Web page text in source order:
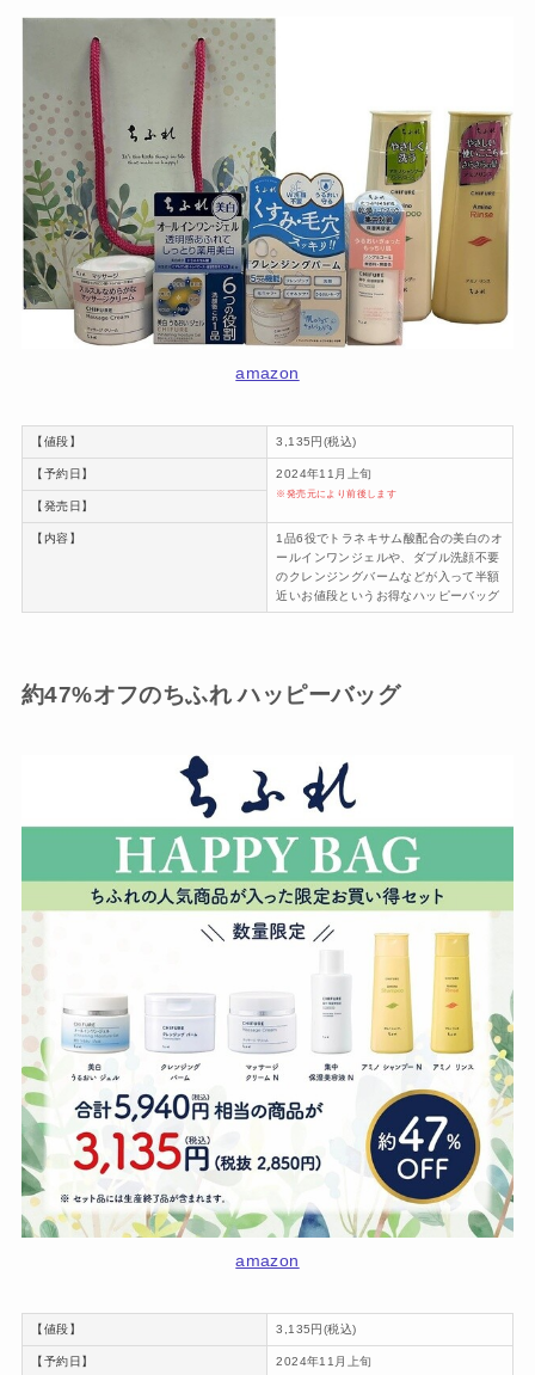
amazon
【値段】 3,135円(税込)
【予約日】 2024年11月上旬
※発売元により前後します
【発売日】
【内容】
1品6役でトラネキサム酸配合の美白のオ
ールインワンジェルや、ダブル洗顔不要
のクレンジングバームなどが入って半額
近いお値段というお得なハッピーバッグ
約47%オフのちふれ ハッピーバッグ
amazon
【値段】 3,135円(税込)
【予約日】 2024年11月上旬